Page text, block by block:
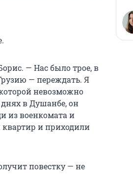
— Нас было трое, в
— переждать. Я
невозможно
в Душанбе, он
из военкомата и
и приходили
повестку — не